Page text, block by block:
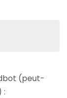
(peut-
: